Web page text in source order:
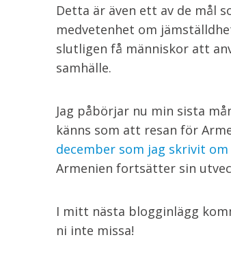
Detta är även ett av de mål
medvetenhet om
slutligen få människor att
samhälle.
Jag påbörjar nu min sista
känns som att resan för
december som jag skrivit
Armenien fortsätter sin
I mitt nästa blogginlägg
ni inte missa!